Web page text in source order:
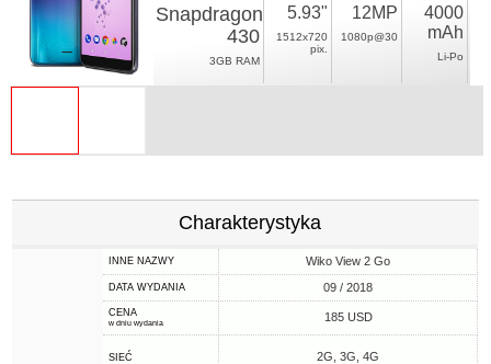
Snapdragon
430
3GB RAM
5.93"
1512x720
pix.
12MP
1080p@30
4000
mAh
Li-Po
Charakterystyka
INNE NAZWY Wiko View 2 Go
DATA WYDANIA 09 / 2018
CENA
w dniu wydania 185 USD
SIEĆ 2G, 3G, 4G